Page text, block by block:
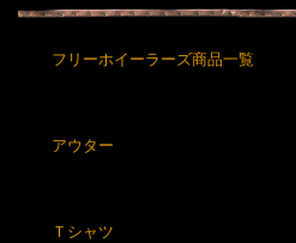
フリーホイーラーズ商品一覧
アウター
Ｔシャツ